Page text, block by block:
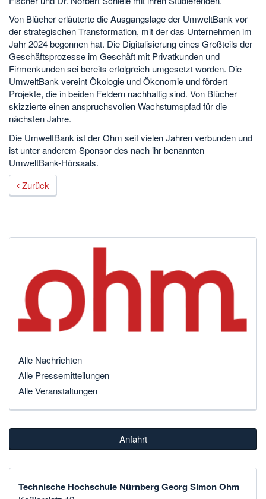
Von Blücher erläuterte die Ausgangslage der UmweltBank vor
der strategischen Transformation, mit der das Unternehmen im
Jahr 2024 begonnen hat. Die Digitalisierung eines Großteils der
Geschäftsprozesse im Geschäft mit Privatkunden und
Firmenkunden sei bereits erfolgreich umgesetzt worden. Die
UmweltBank vereint Ökologie und Ökonomie und fördert
Projekte, die in beiden Feldern nachhaltig sind. Von Blücher
skizzierte einen anspruchsvollen Wachstumspfad für die
nächsten Jahre.
Die UmweltBank ist der Ohm seit vielen Jahren verbunden und
ist unter anderem Sponsor des nach ihr benannten
UmweltBank-Hörsaals.
Zurück
Alle Nachrichten
Alle Pressemitteilungen
Alle Veranstaltungen
Anfahrt
Technische Hochschule Nürnberg Georg Simon Ohm